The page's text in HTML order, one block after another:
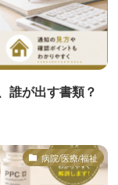
誰が出す書類？
病院/医療/福祉